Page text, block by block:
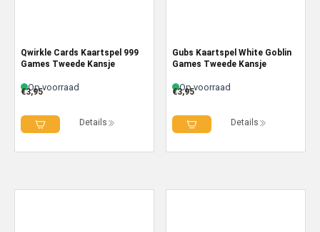
Qwirkle Cards Kaartspel 999
Games Tweede Kansje
Op voorraad
€3,95
Details
Gubs Kaartspel White Goblin
Games Tweede Kansje
Op voorraad
€3,95
Details